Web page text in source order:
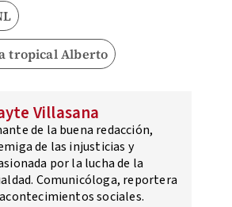
tropical Alberto
Villasana
de la buena redacción,
de las injusticias y
por la lucha de la
Comunicóloga, reportera
sociales.